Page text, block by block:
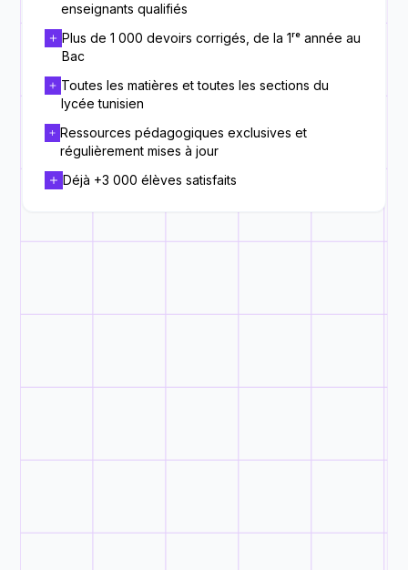
enseignants qualifiés
Plus de 1 000 devoirs corrigés, de la 1ʳᵉ année au
Bac
Toutes les matières et toutes les sections du
lycée tunisien
Ressources pédagogiques exclusives et
régulièrement mises à jour
Déjà +3 000 élèves satisfaits